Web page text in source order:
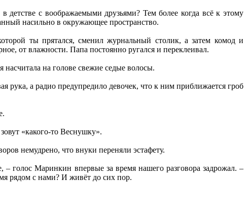
с воображаемыми друзьями? Тем более когда всё к этому
насильно в окружающее пространство.
ты прятался, сменил журнальный столик, а затем комод и
от влажности. Папа постоянно ругался и переклеивал.
на голове свежие седые волосы.
рука, а радио предупредило девочек, что к ним приближается гроб
«какого-то Веснушку».
немудрено, что внуки переняли эстафету.
голос Маринкин впервые за время нашего разговора задрожал. –
рядом с нами? И живёт до сих пор.